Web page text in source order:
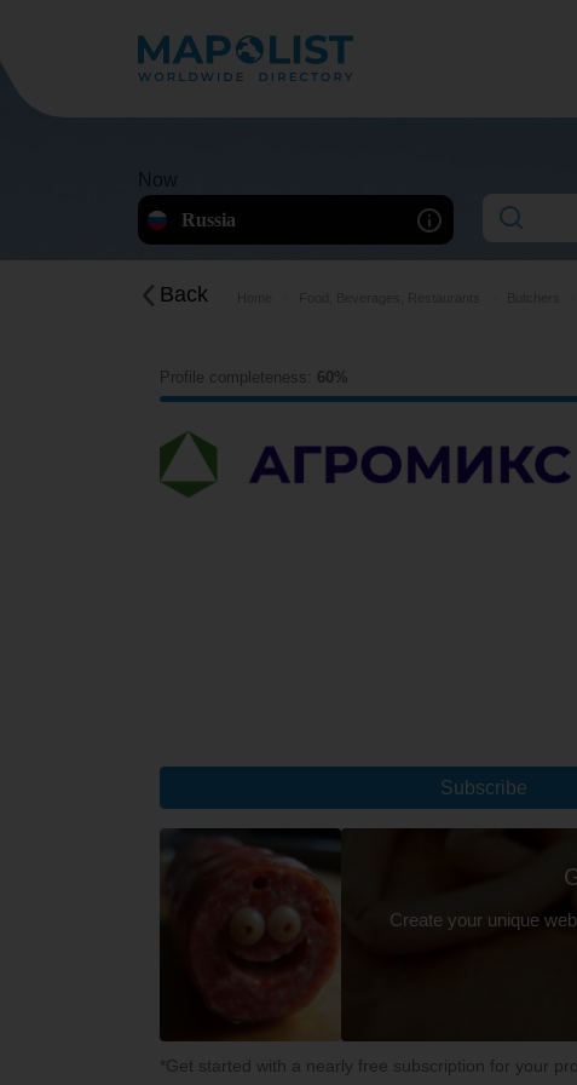
Now
Russia
Back
Profile completeness: 60%
Subscribe
Create your unique
*Get started with a nearly free subscription for your